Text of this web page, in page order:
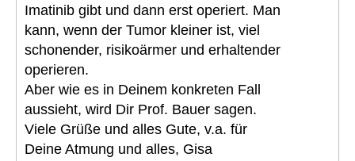
Imatinib gibt und dann erst operiert. Man
kann, wenn der Tumor kleiner ist, viel
schonender, risikoärmer und erhaltender
operieren.
Aber wie es in Deinem konkreten Fall
aussieht, wird Dir Prof. Bauer sagen.
Viele Grüße und alles Gute, v.a. für
Deine Atmung und alles, Gisa